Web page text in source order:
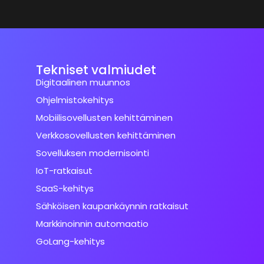
Tekniset valmiudet
Digitaalinen muunnos
Ohjelmistokehitys
Mobiilisovellusten kehittäminen
Verkkosovellusten kehittäminen
Sovelluksen modernisointi
IoT-ratkaisut
SaaS-kehitys
Sähköisen kaupankäynnin ratkaisut
Markkinoinnin automaatio
GoLang-kehitys